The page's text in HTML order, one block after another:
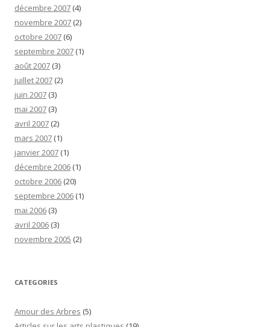
décembre 2007 (4)
novembre 2007 (2)
octobre 2007 (6)
septembre 2007 (1)
août 2007 (3)
juillet 2007 (2)
juin 2007 (3)
mai 2007 (3)
avril 2007 (2)
mars 2007 (1)
janvier 2007 (1)
décembre 2006 (1)
octobre 2006 (20)
septembre 2006 (1)
mai 2006 (3)
avril 2006 (3)
novembre 2005 (2)
CATEGORIES
Amour des Arbres (5)